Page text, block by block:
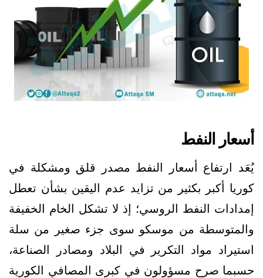
أسعار النفط
يُعَد ارتفاع أسعار النفط مصدر قلق ومشكلة في
كوريا أكبر بكثير من تزايد عدم اليقين بشأن تعطل
إمدادات النفط الروسي؛ إذ لا تشكل الخام الخفيفة
والمتوسطة من موسكو سوى جزء صغير من سلة
استيراد مواد التكرير في البلاد ومصادر الصناعة،
حسبما صرح مسؤولون في كبرى المصافي الكورية